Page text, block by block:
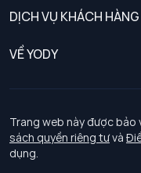
DỊCH VỤ KHÁCH HÀNG
Chính sách khách hàng
Chính sách bảo vệ dữ liệu
Chính sách thanh toán,
VỀ YODY
Tuyển dụng
Trang web này được bảo
sách quyền riêng tưvà
dụng.